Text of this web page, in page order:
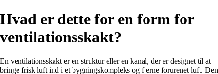
Hvad er dette for en form for
ventilationsskakt?
En ventilationsskakt er en struktur eller en kanal, der er designet til at
bringe frisk luft ind i et bygningskompleks og fjerne forurenet luft. Den